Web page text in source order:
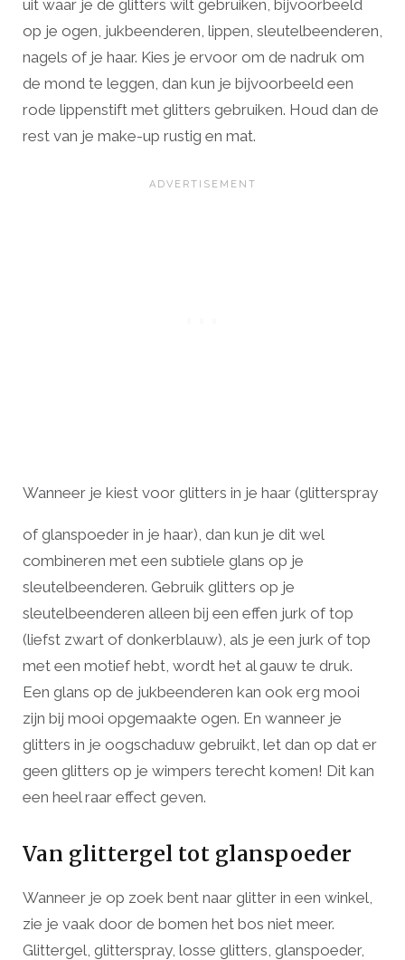
uit waar je de glitters wilt gebruiken, bijvoorbeeld
op je ogen, jukbeenderen, lippen, sleutelbeenderen,
nagels of je haar. Kies je ervoor om de nadruk om
de mond te leggen, dan kun je bijvoorbeeld een
rode lippenstift met glitters gebruiken. Houd dan de
rest van je make-up rustig en mat.
Wanneer je kiest voor glitters in je haar (glitterspray
of glanspoeder in je haar), dan kun je dit wel
combineren met een subtiele glans op je
sleutelbeenderen. Gebruik glitters op je
sleutelbeenderen alleen bij een effen jurk of top
(liefst zwart of donkerblauw), als je een jurk of top
met een motief hebt, wordt het al gauw te druk.
Een glans op de jukbeenderen kan ook erg mooi
zijn bij mooi opgemaakte ogen. En wanneer je
glitters in je oogschaduw gebruikt, let dan op dat er
geen glitters op je wimpers terecht komen! Dit kan
een heel raar effect geven.
Van glittergel tot glanspoeder
Wanneer je op zoek bent naar glitter in een winkel,
zie je vaak door de bomen het bos niet meer.
Glittergel, glitterspray, losse glitters, glanspoeder,